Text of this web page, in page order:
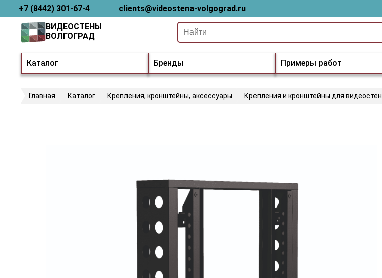
+7 (8442) 301-67-4 clients@videostena-volgograd.ru
Каталог Бренды Примеры работ
ВИДЕОСТЕНЫ
ВОЛГОГРАД
Главная Каталог Крепления, кронштейны, аксессуары Крепления и кронштейны для видеостен